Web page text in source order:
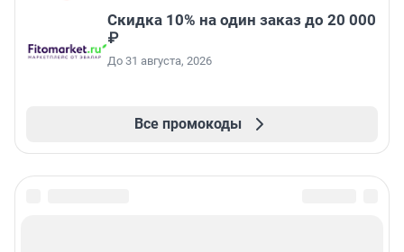
Скидка 10% на один заказ до 20 000
₽
До 31 августа, 2026
Все промокоды